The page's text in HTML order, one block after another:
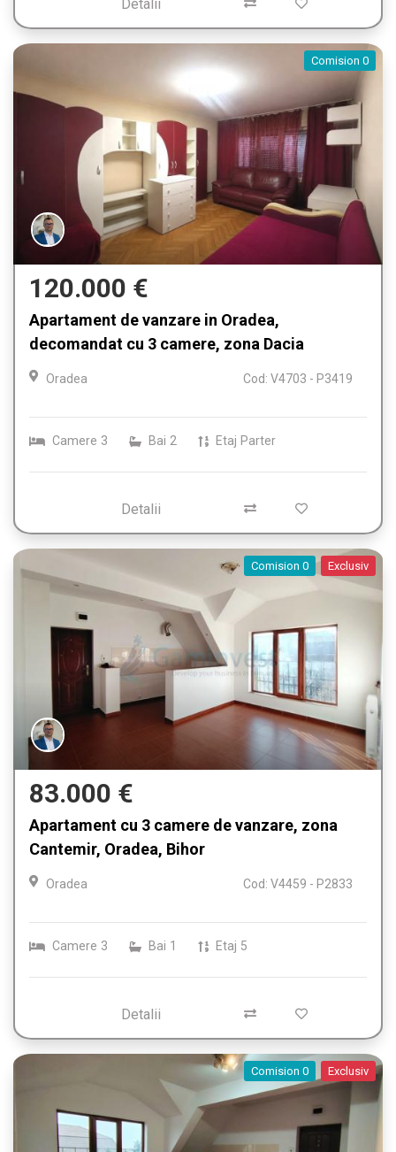
Detalii
Comision 0
120.000 €
Apartament de vanzare in Oradea,
decomandat cu 3 camere, zona Dacia
Oradea Cod: V4703 - P3419
Camere 3 Bai 2 Etaj Parter
Detalii
Comision 0 Exclusiv
83.000 €
Apartament cu 3 camere de vanzare, zona
Cantemir, Oradea, Bihor
Oradea Cod: V4459 - P2833
Camere 3 Bai 1 Etaj 5
Detalii
Comision 0 Exclusiv